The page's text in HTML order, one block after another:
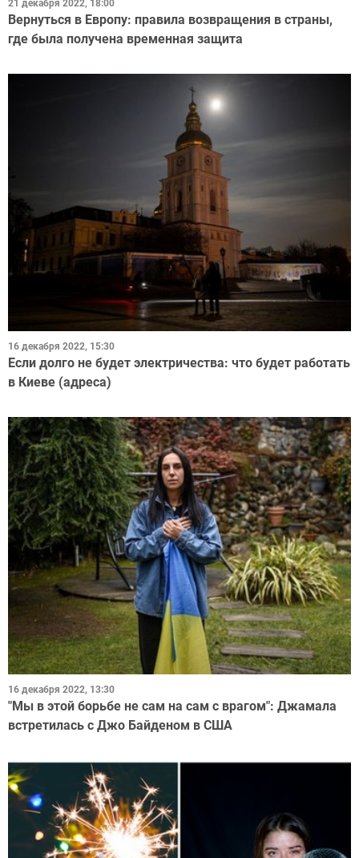
21 декабря 2022, 18:00
Вернуться в Европу: правила возвращения в страны,
где была получена временная защита
16 декабря 2022, 15:30
Если долго не будет электричества: что будет работать
в Киеве (адреса)
16 декабря 2022, 13:30
"Мы в этой борьбе не сам на сам с врагом": Джамала
встретилась с Джо Байденом в США